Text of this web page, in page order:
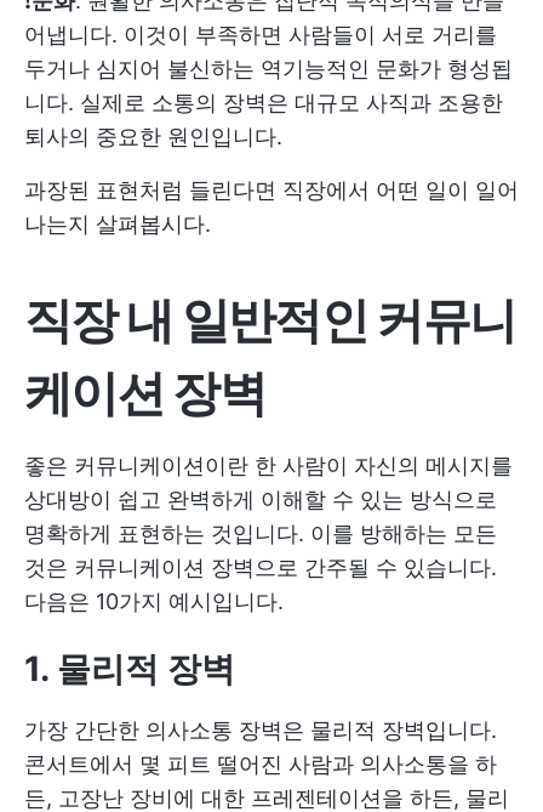
어냅니다. 이것이 부족하면 사람들이 서로 거리를
두거나 심지어 불신하는 역기능적인 문화가 형성됩
니다. 실제로 소통의 장벽은 대규모 사직과 조용한
퇴사의 중요한 원인입니다.
과장된 표현처럼 들린다면 직장에서 어떤 일이 일어
나는지 살펴봅시다.
직장 내 일반적인 커뮤니
케이션 장벽
좋은 커뮤니케이션이란 한 사람이 자신의 메시지를
상대방이 쉽고 완벽하게 이해할 수 있는 방식으로
명확하게 표현하는 것입니다. 이를 방해하는 모든
것은 커뮤니케이션 장벽으로 간주될 수 있습니다.
다음은 10가지 예시입니다.
1. 물리적 장벽
가장 간단한 의사소통 장벽은 물리적 장벽입니다.
콘서트에서 몇 피트 떨어진 사람과 의사소통을 하
든, 고장난 장비에 대한 프레젠테이션을 하든, 물리